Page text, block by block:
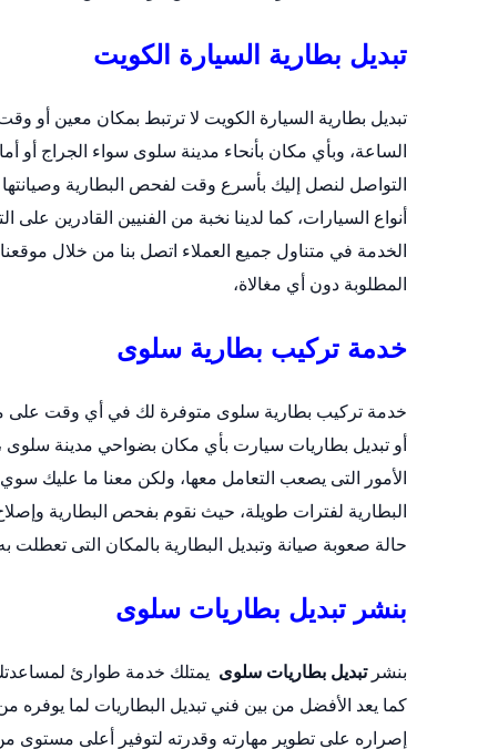
تبديل بطارية السيارة الكويت
تبديل بطارية السيارة الكويت لا ترتبط بمكان معين
الساعة، وبأي مكان بأنحاء مدينة سلوى سواء الجراج أو
التواصل لنصل إليك بأسرع وقت لفحص البطارية وصيانتها
أنواع السيارات، كما لدينا نخبة من الفنيين القادرين
الخدمة في متناول جميع العملاء اتصل بنا من خلال
المطلوبة دون أي مغالاة،
خدمة تركيب بطارية سلوى
أو تبديل بطاريات سيارت بأي مكان بضواحي مدينة سلوى
الأمور التى يصعب التعامل معها، ولكن معنا ما عليك
البطارية لفترات طويلة، حيث نقوم بفحص البطارية
حالة صعوبة صيانة وتبديل البطارية بالمكان التى تعطلت
بنشر تبديل بطاريات سلوى
بنشرتبديل بطاريات سلوى يمتلك خدمة طوارئ
كما يعد الأفضل من بين فني تبديل البطاريات لما يوفره
إصراره على تطوير مهارته وقدرته لتوفير أعلى مستوى